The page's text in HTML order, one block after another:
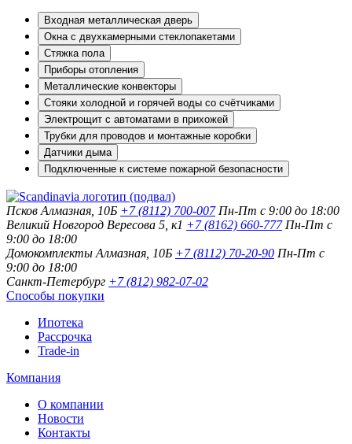
Входная металлическая дверь
Окна с двухкамерными стеклопакетами
Стяжка пола
Приборы отопления
Металлические конвекторы
Стояки холодной и горячей воды со счётчиками
Электрощит с автоматами в прихожей
Трубки для проводов и монтажные коробки
Датчики дыма
Подключенные к системе пожарной безопасности
Псков Алмазная, 10Б +7 (8112) 700-007 Пн-Пт с 9:00 до 18:00
Великий Новгород Вересова 5, к1 +7 (8162) 660-777 Пн-Пт с
9:00 до 18:00
Домокомплекты Алмазная, 10Б +7 (8112) 70-20-90 Пн-Пт с
9:00 до 18:00
Санкт-Петербург +7 (812) 982-07-02
Способы покупки
Ипотека
Рассрочка
Trade-in
Компания
О компании
Новости
Контакты